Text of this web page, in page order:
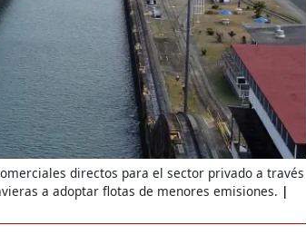
directos para el sector privado a través
a adoptar flotas de menores emisiones.
Un fuerte terremoto de magnitud
7,1 se registró este martes 28 de
julio en la prefectura de Kumamoto,
al sur de Japón, provocando una
emergencia de gran...